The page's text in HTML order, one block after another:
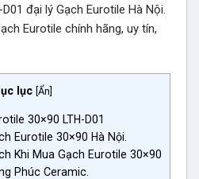
đại lý Gạch Eurotile Hà Nội.
Eurotile chính hãng, uy tín,
lục [Ẩn]
30×90 LTH-D01
Eurotile 30×90 Hà Nội.
Khi Mua Gạch Eurotile 30×90
Phúc Ceramic.